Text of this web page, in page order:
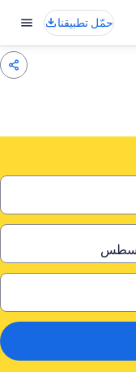
حمّل تطبيقنا